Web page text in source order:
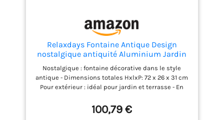
Relaxdays Fontaine Antique Design
nostalgique antiquité Aluminium Jardin
Robinet HxlxP: 72x26x31cm, Vert foncé
Nostalgique : fontaine décorative dans le style
antique - Dimensions totales HxlxP: 72 x 26 x 31 cm
Pour extérieur : idéal pour jardin et terrasse - En
fontaine de jardin avec robinet et petit bac - Avec
grille pour déposer les arrosoirs Polyvalent : idéal
100,79 €